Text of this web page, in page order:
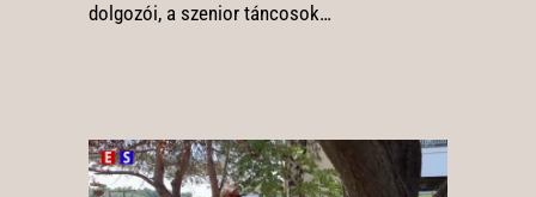
dolgozói, a szenior táncosok…